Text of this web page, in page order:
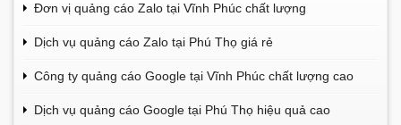
Đơn vị quảng cáo Zalo tại Vĩnh Phúc chất lượng
Dịch vụ quảng cáo Zalo tại Phú Thọ giá rẻ
Công ty quảng cáo Google tại Vĩnh Phúc chất lượng cao
Dịch vụ quảng cáo Google tại Phú Thọ hiệu quả cao